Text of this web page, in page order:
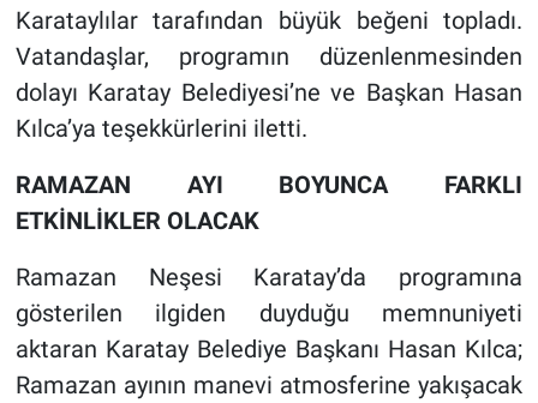
Karataylılar tarafından büyük beğeni topladı.
Vatandaşlar, programın düzenlenmesinden
dolayı Karatay Belediyesi’ne ve Başkan Hasan
Kılca’ya teşekkürlerini iletti.
RAMAZAN AYI BOYUNCA FARKLI
ETKİNLİKLER OLACAK
Ramazan Neşesi Karatay’da programına
gösterilen ilgiden duyduğu memnuniyeti
aktaran Karatay Belediye Başkanı Hasan Kılca;
Ramazan ayının manevi atmosferine yakışacak